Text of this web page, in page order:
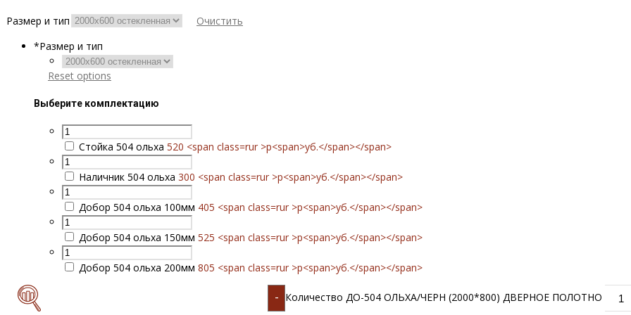
Размер и тип
Очистить
*Размер и тип
Reset options
Выберите комплектацию
Стойка 504 ольха 520 <span class=rur >р<span>уб.</span></span>
Наличник 504 ольха 300 <span class=rur >р<span>уб.</span></span>
Добор 504 ольха 100мм 405 <span class=rur >р<span>уб.</span></span>
Добор 504 ольха 150мм 525 <span class=rur >р<span>уб.</span></span>
Добор 504 ольха 200мм 805 <span class=rur >р<span>уб.</span></span>
- Количество ДО-504 ОЛЬХА/ЧЕРН (2000*800) ДВЕРНОЕ ПОЛОТНО